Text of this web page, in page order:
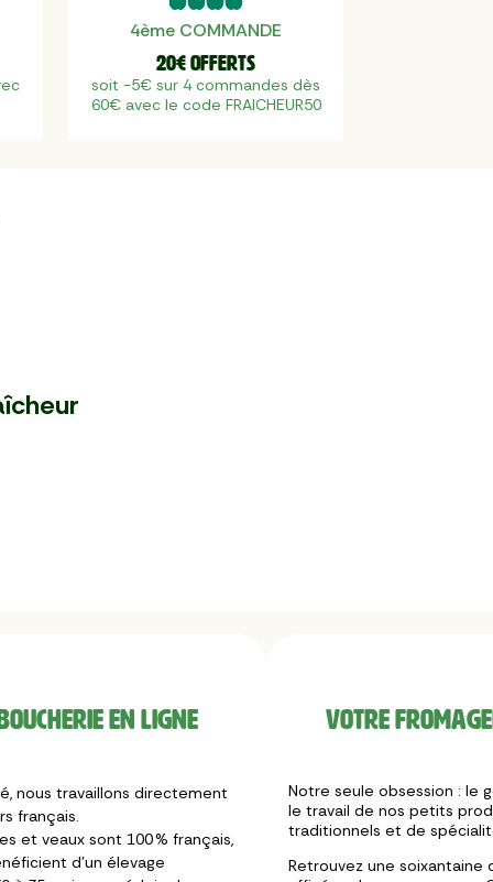
4ème COMMANDE
20€ offerts
soit -5€ sur 4 commandes dès
60€ avec le code FRAICHEUR50
en ligne
nous travaillons directement
français.
et veaux sont 100 % français,
d’un élevage
Votre
Notre seule obsession : le
le travail de nos petits
traditionnels et de
Retrouvez une soixantaine